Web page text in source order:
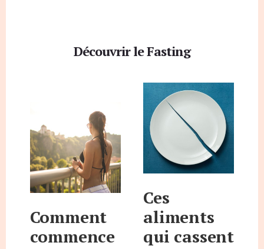
Découvrir le Fasting
Comment
commence
Ces
aliments
qui cassent